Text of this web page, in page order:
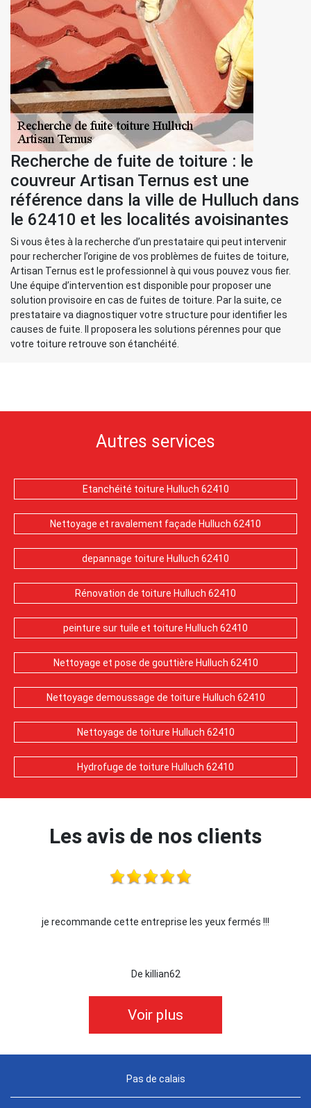
Recherche de fuite de toiture : le
couvreur Artisan Ternus est une
référence dans la ville de Hulluch dans
le 62410 et les localités avoisinantes
Si vous êtes à la recherche d’un prestataire qui peut intervenir
pour rechercher l’origine de vos problèmes de fuites de toiture,
Artisan Ternus est le professionnel à qui vous pouvez vous fier.
Une équipe d’intervention est disponible pour proposer une
solution provisoire en cas de fuites de toiture. Par la suite, ce
prestataire va diagnostiquer votre structure pour identifier les
causes de fuite. Il proposera les solutions pérennes pour que
votre toiture retrouve son étanchéité.
Autres services
Etanchéité toiture Hulluch 62410
Nettoyage et ravalement façade Hulluch 62410
depannage toiture Hulluch 62410
Rénovation de toiture Hulluch 62410
peinture sur tuile et toiture Hulluch 62410
Nettoyage et pose de gouttière Hulluch 62410
Nettoyage demoussage de toiture Hulluch 62410
Nettoyage de toiture Hulluch 62410
Hydrofuge de toiture Hulluch 62410
Les avis de nos clients
je recommande cette entreprise les yeux fermés !!!
De killian62
Voir plus
Pas de calais